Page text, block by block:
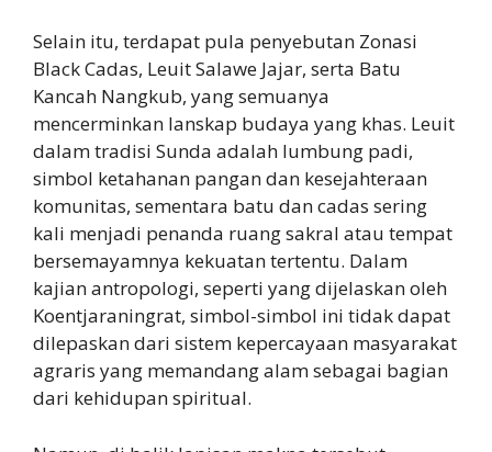
Selain itu, terdapat pula penyebutan Zonasi
Black Cadas, Leuit Salawe Jajar, serta Batu
Kancah Nangkub, yang semuanya
mencerminkan lanskap budaya yang khas. Leuit
dalam tradisi Sunda adalah lumbung padi,
simbol ketahanan pangan dan kesejahteraan
komunitas, sementara batu dan cadas sering
kali menjadi penanda ruang sakral atau tempat
bersemayamnya kekuatan tertentu. Dalam
kajian antropologi, seperti yang dijelaskan oleh
Koentjaraningrat, simbol-simbol ini tidak dapat
dilepaskan dari sistem kepercayaan masyarakat
agraris yang memandang alam sebagai bagian
dari kehidupan spiritual.